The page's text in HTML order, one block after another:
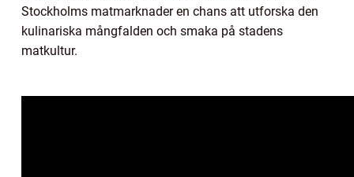
Stockholms matmarknader en chans att utforska den
kulinariska mångfalden och smaka på stadens
matkultur.